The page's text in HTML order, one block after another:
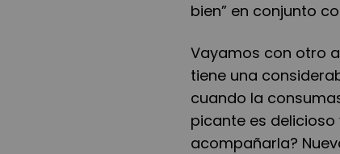
bien” en conjunto
Vayamos con otro
tiene una
cuando la
picante es
acompañarla?